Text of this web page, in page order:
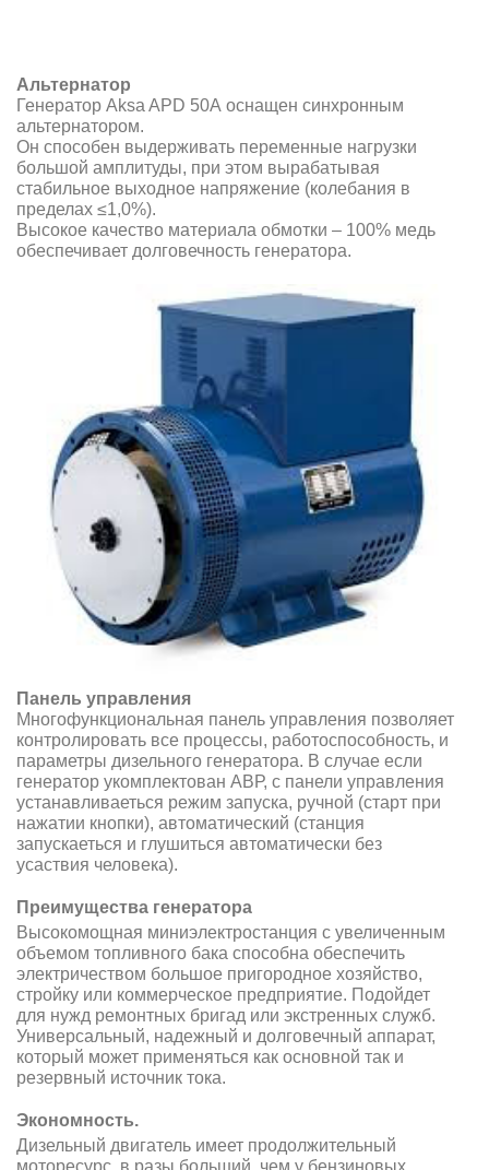
Альтернатор
Генератор Aksa APD 50A оснащен синхронным
альтернатором.
Он способен выдерживать переменные нагрузки
большой амплитуды, при этом вырабатывая
стабильное выходное напряжение (колебания в
пределах ≤1,0%).
Высокое качество материала обмотки – 100% медь
обеспечивает долговечность генератора.
Панель управления
Многофункциональная панель управления позволяет
контролировать все процессы, работоспособность, и
параметры дизельного генератора. В случае если
генератор укомплектован АВР, с панели управления
устанавливаеться режим запуска, ручной (старт при
нажатии кнопки), автоматический (станция
запускаеться и глушиться автоматически без
усаствия человека).
Преимущества генератора
Высокомощная миниэлектростанция с увеличенным
объемом топливного бака способна обеспечить
электричеством большое пригородное хозяйство,
стройку или коммерческое предприятие. Подойдет
для нужд ремонтных бригад или экстренных служб.
Универсальный, надежный и долговечный аппарат,
который может применяться как основной так и
резервный источник тока.
Экономность.
Дизельный двигатель имеет продолжительный
моторесурс, в разы больший, чем у бензиновых